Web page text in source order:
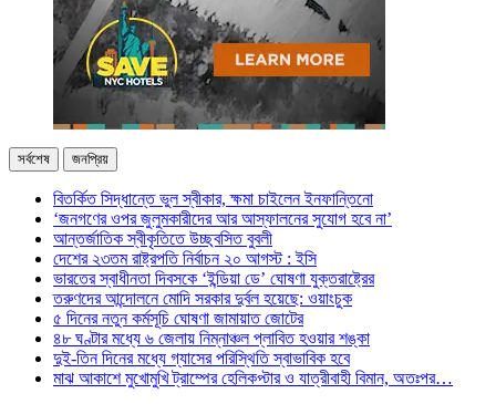
সর্বশেষ জনপ্রিয়
বিতর্কিত সিদ্ধান্তে ভুল স্বীকার, ক্ষমা চাইলেন ইনফান্তিনো
‘জনগণের ওপর জুলুমকারীদের আর আস্ফালনের সুযোগ হবে না’
আন্তর্জাতিক স্বীকৃতিতে উচ্ছ্বসিত বুবলী
দেশের ২৩তম রাষ্ট্রপতি নির্বাচন ২০ আগস্ট : ইসি
ভারতের স্বাধীনতা দিবসকে ‘ইন্ডিয়া ডে’ ঘোষণা যুক্তরাষ্ট্রের
তরুণদের আন্দোলনে মোদি সরকার দুর্বল হয়েছে: ওয়াংচুক
৫ দিনের নতুন কর্মসূচি ঘোষণা জামায়াত জোটের
৪৮ ঘণ্টার মধ্যে ৬ জেলায় নিম্নাঞ্চল প্লাবিত হওয়ার শঙ্কা
দুই-তিন দিনের মধ্যে গ্যাসের পরিস্থিতি স্বাভাবিক হবে
মাঝ আকাশে মুখোমুখি ট্রাম্পের হেলিকপ্টার ও যাত্রীবাহী বিমান, অতঃপর…